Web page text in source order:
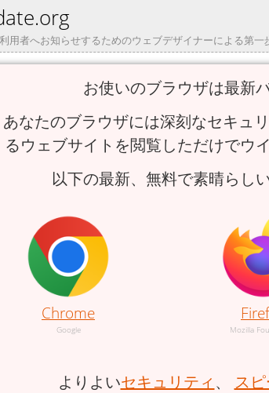
用者へお知らせするためのウェブデザイナーによる第一
お使いのブラウザは最新
あなたのブラウザには深刻なセキュ
るウェブサイトを閲覧しただけでウ
以下の最新、無料で素晴らし
Chrome
Google Mozilla
よりよいセキュリティ 、 ス